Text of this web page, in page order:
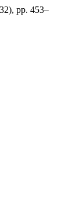
pp. 453–